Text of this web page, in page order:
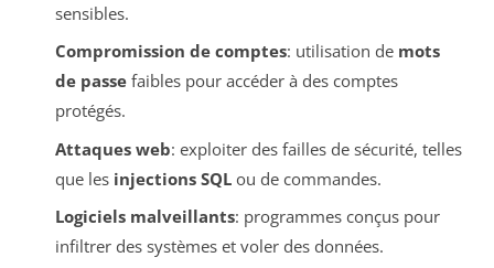
sensibles.
Compromission de comptes: utilisation de mots
de passefaibles pour accéder à des comptes
protégés.
Attaques web: exploiter des failles de sécurité, telles
que les injections SQLou de commandes.
Logiciels malveillants: programmes conçus pour
infiltrer des systèmes et voler des données.